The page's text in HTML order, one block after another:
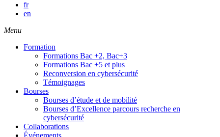
fr
en
Menu
Formation
Formations Bac +2, Bac+3
Formations Bac +5 et plus
Reconversion en cybersécurité
Témoignages
Bourses
Bourses d’étude et de mobilité
Bourses d’Excellence parcours recherche en
cybersécurité
Collaborations
Événements